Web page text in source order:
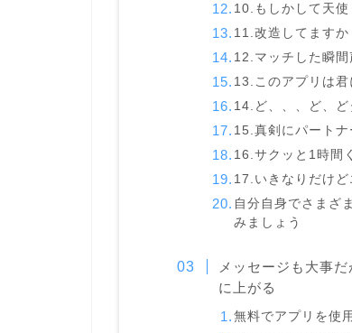
10.もしかして天使
11.改造してますか
12.マッチした瞬間
13.このアプリは
14.ど、、、ど、ど
15.真剣にパート
16.サクッと1時間
17.いきなりだけど
自分自身でさまざ
みましょう
メッセージも大事
に上がる
無料でアプリを使